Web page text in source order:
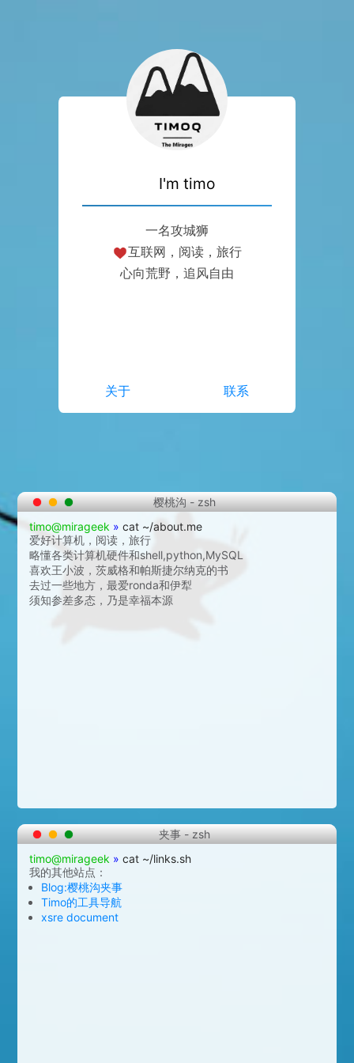
I'm timo
一名攻城狮
互联网，阅读，旅行
心向荒野，追风自由
关于 联系
樱桃沟 - zsh
timo@mirageek »cat ~/about.me
爱好计算机，阅读，旅行
略懂各类计算机硬件和shell,python,MySQL
喜欢王小波，茨威格和帕斯捷尔纳克的书
去过一些地方，最爱ronda和伊犁
须知参差多态，乃是幸福本源
夹事 - zsh
timo@mirageek »cat ~/links.sh
我的其他站点：
Blog:樱桃沟夹事
Timo的工具导航
xsre document